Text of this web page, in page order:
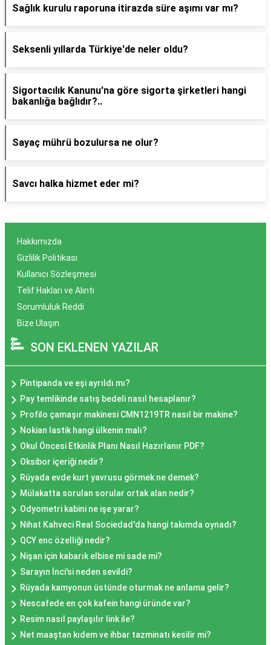
Sağlık kurulu raporuna itirazda süre aşımı var mı?
Seksenli yıllarda Türkiye'de neler oldu?
Sigortacılık Kanunu'na göre sigorta şirketleri hangi
bakanlığa bağlıdır?..
Sayaç mührü bozulursa ne olur?
Savcı halka hizmet eder mi?
Hakkımızda
Gizlilik Politikası
Kullanıcı Sözleşmesi
Telif Hakları ve Alıntı
Sorumluluk Reddi
Bize Ulaşın
SON EKLENEN YAZILAR
Pintipanda ve eşi ayrıldı mı?
Pay temlikinde satış bedeli nasıl hesaplanır?
Profilo çamaşır makinesi CMN1219TR nasıl bir makine?
Nokian lastik hangi ülkenin malı?
Okul Öncesi Etkinlik Planı Nasıl Hazırlanır PDF?
Oksibor içeriği nedir?
Rüyada evde kurt yavrusu görmek ne demek?
Mülakatta sorulan sorular ortak alan nedir?
Odyometri kabini ne işe yarar?
Nihat Kahveci Real Sociedad'da hangi takımda oynadı?
QCY enc özelliği nedir?
Nişan için kabarık elbise mi sade mi?
Sarayın İnci'si neden sevildi?
Rüyada kamyonun üstünde oturmak ne anlama gelir?
Nescafede en çok kafein hangi üründe var?
Resim nasıl paylaşılır link ile?
Net maaştan kıdem ve ihbar tazminatı kesilir mi?